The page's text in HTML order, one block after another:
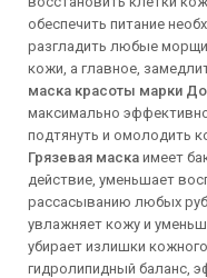
обеспечить питание
разгладить любые
кожи, а главное,
маска красоты марки
максимально
подтянуть и омолодить
Грязевая маска имеет
действие, уменьшает
рассасыванию любых
увлажняет кожу и
убирает излишки
гидролипидный баланс,